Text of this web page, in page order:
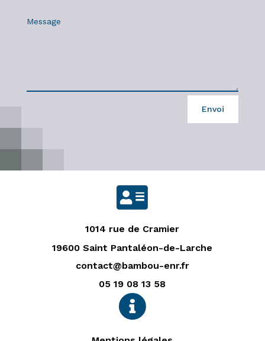
Envoi

1014 rue de Cramier
19600 Saint Pantaléon-de-Larche
contact@bambou-enr.fr
05 19 08 13 58
